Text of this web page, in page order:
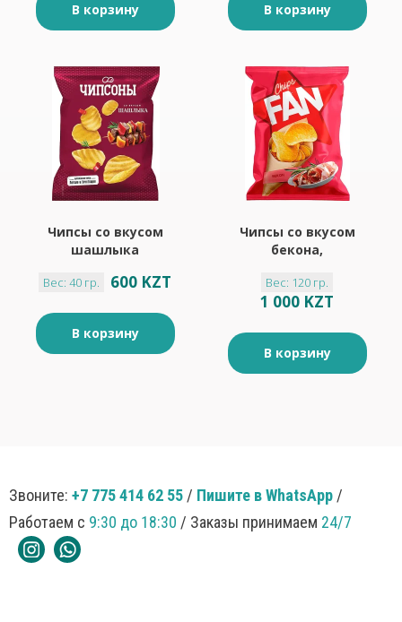
В корзину В корзину
Чипсы со вкусом
шашлыка
Вес: 40 гр. 600 KZT
В корзину
Чипсы со вкусом
бекона,
свежего картофеля
«Fan», 120 г
Вес: 120 гр.
1 000 KZT
В корзину
Звоните: +7 775 414 62 55 / Пишите в WhatsApp /
Работаем с 9:30 до 18:30 / Заказы принимаем 24/7